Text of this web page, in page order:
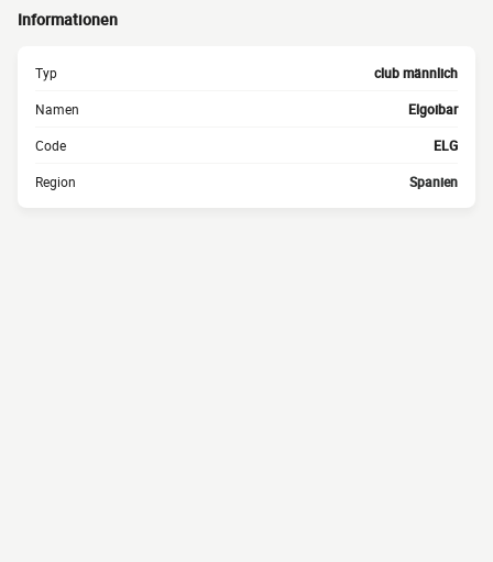
Informationen
Typ club männlich
Namen Elgoibar
Code ELG
Region Spanien